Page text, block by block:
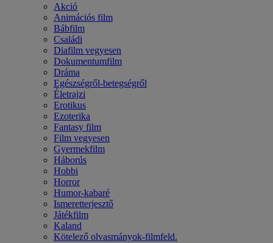
Akció
Animációs film
Bábfilm
Családi
Diafilm vegyesen
Dokumentumfilm
Dráma
Egészségről-betegségről
Életrajzi
Erotikus
Ezoterika
Fantasy film
Film vegyesen
Gyermekfilm
Háborús
Hobbi
Horror
Humor-kabaré
Ismeretterjesztő
Játékfilm
Kaland
Kötelező olvasmányok-filmfeld.